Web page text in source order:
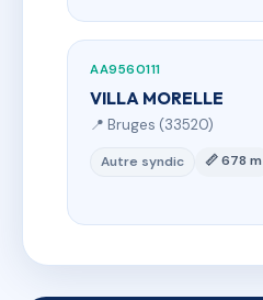
AA9560111
VILLA MORELLE
📍 Bruges (33520)
Autre syndic 📏 678 m